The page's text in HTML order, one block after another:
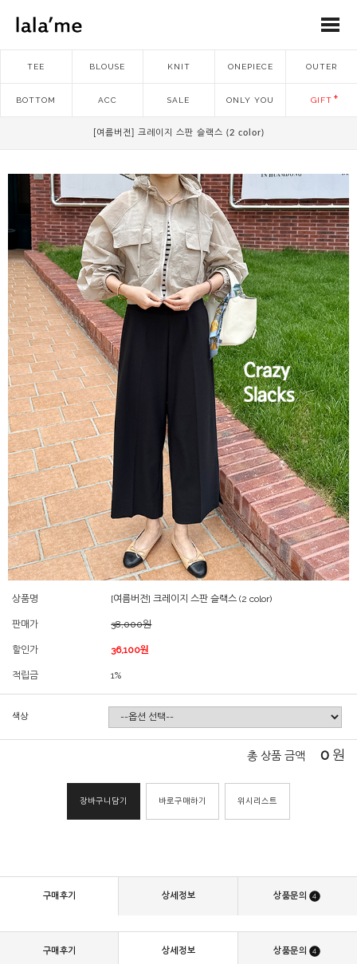
TEE BLOUSE KNIT ONEPIECE OUTER
BOTTOM ACC SALE ONLY YOU GIFT
[여름버전] 크레이지 스판 슬랙스 (2 color)
상품명 [여름버전] 크레이지 스판 슬랙스 (2 color)
판매가 38,000원
할인가 36,100원
적립금 1%
색상
총 상품 금액 0 원
장바구니담기 바로구매하기 위시리스트
구매후기 상세정보 상품문의 4
구매후기 상세정보 상품문의 4